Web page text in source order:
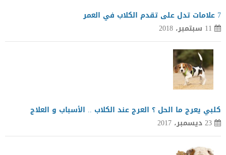
7 علامات تدل على تقدم الكلاب في العمر
11 سبتمبر، 2018
كلبي يعرج ما الحل ؟ العرج عند الكلاب .. الأسباب و العلاج
23 ديسمبر، 2017